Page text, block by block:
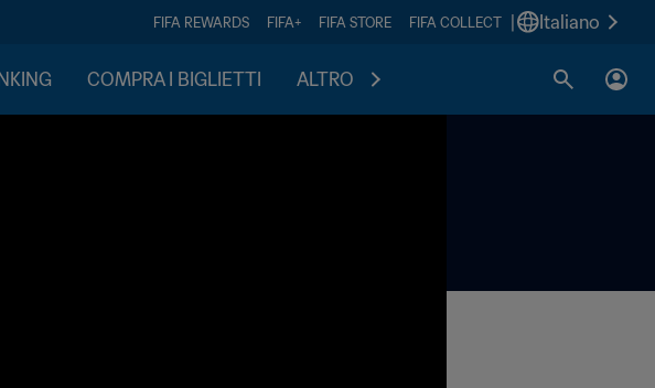
FIFA REWARDS FIFA+ FIFA STORE FIFA COLLECT Italiano
COMPRA I BIGLIETTI ALTRO